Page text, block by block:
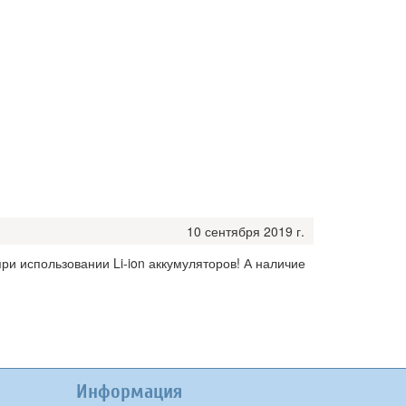
10 сентября 2019 г.
использовании Li-ion аккумуляторов! А наличие
Информация